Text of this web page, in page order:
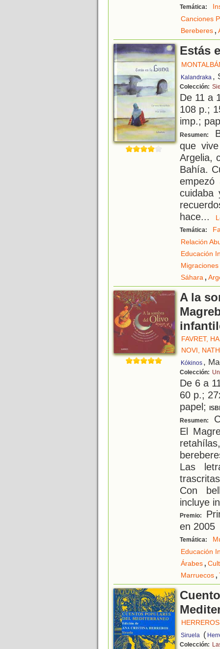
Temática:
Canciones
Bereberes,
Estás
Kalandraka ,
Colección:
De 11 a
108 p.;
imp.;
Resumen:
que
Argelia,
Bahía.
cuidaba
hace...
Temática:
Relación
Educación
Migraciones
Sáhara,
A la
FAVRET,
NOVI,
Kókinos ,
Colección:
De 6 a
60 p.;
papel;
Resumen:
El
Las
Con
incluye
Premio:
en 2005
Temática:
Educación
Árabes,
Marruecos,
Siruela (
Colección: